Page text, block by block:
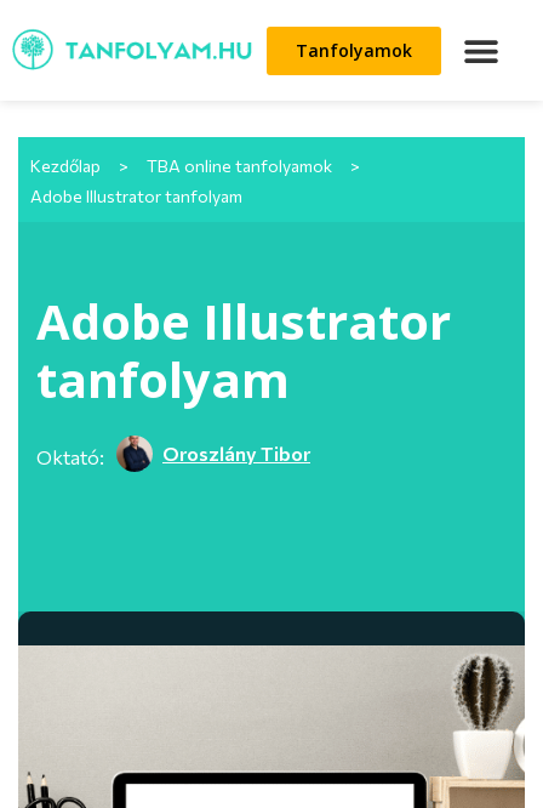
Tanfolyamok
Kezdőlap > TBA online tanfolyamok
>
Adobe Illustrator tanfolyam
Adobe Illustrator
tanfolyam
Oktató: Oroszlány Tibor